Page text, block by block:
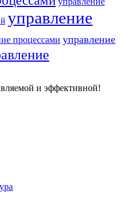
управление
процессами управление
и эффективной!